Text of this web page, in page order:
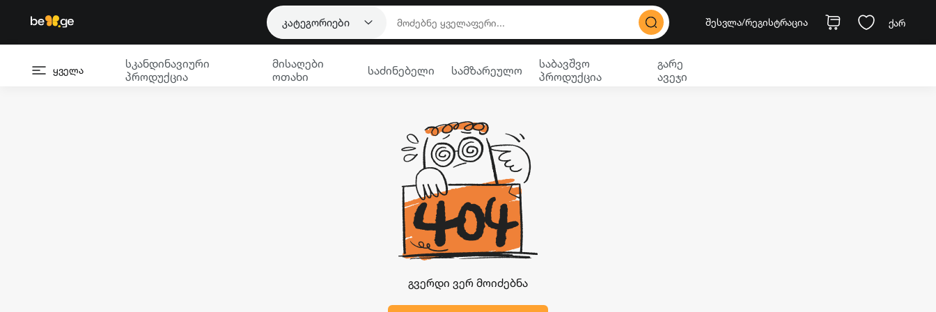
კატეგორიები შესვლა/რეგისტრაცია ქარ
ყველა
სკანდინავიური
პროდუქცია
მისაღები
ოთახი
საძინებელი სამზარეულო
საბავშვო
პროდუქცია
გარე
ავეჯი
გვერდი ვერ მოიძებნა